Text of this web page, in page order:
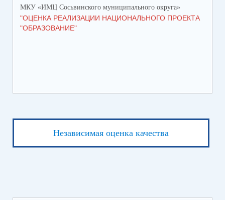
МКУ «ИМЦ Сосьвинского муниципального округа»
"ОЦЕНКА РЕАЛИЗАЦИИ НАЦИОНАЛЬНОГО ПРОЕКТА
"ОБРАЗОВАНИЕ"
Независимая оценка качества